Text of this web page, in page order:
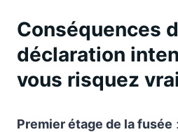
Conséquences
déclaration
vous risquez
Premier étage de la fusée